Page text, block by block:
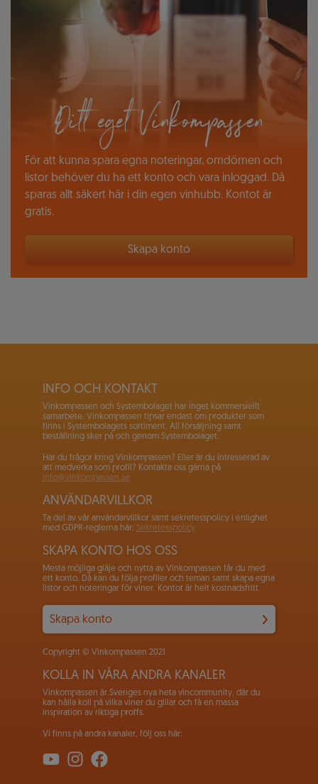
Ditt eget Vinkompassen
För att kunna spara egna noteringar, omdömen och
listor behöver du ha ett konto och vara inloggad. Då
sparas allt säkert här i din egen vinhubb. Kontot är
gratis.
Skapa konto
INFO OCH KONTAKT
Vinkompassen och Systembolaget har inget kommersiellt
samarbete. Vinkompassen tipsar endast om produkter som
finns i Systembolagets sortiment. All försäljning samt
beställning sker på och genom Systembolaget.
Har du frågor kring Vinkompassen? Eller är du intresserad av
att medverka som profil? Kontakta oss gärna på
info@vinkompassen.se
ANVÄNDARVILLKOR
Ta del av vår användarvillkor samt sekretesspolicy i enlighet
med GDPR-reglerna här: Sekretesspolicy
SKAPA KONTO HOS OSS
Mesta möjliga gläje och nytta av Vinkompassen får du med
ett konto. Då kan du följa profiler och teman samt skapa egna
listor och noteringar för viner. Kontot är helt kostnadsfritt.
Skapa konto
Copyright © Vinkompassen 2021
KOLLA IN VÅRA ANDRA KANALER
Vinkompassen är Sveriges nya heta vincommunity, där du
kan hålla koll på vilka viner du gillar och få en massa
inspiration av riktiga proffs.
Vi finns på andra kanaler, följ oss här: